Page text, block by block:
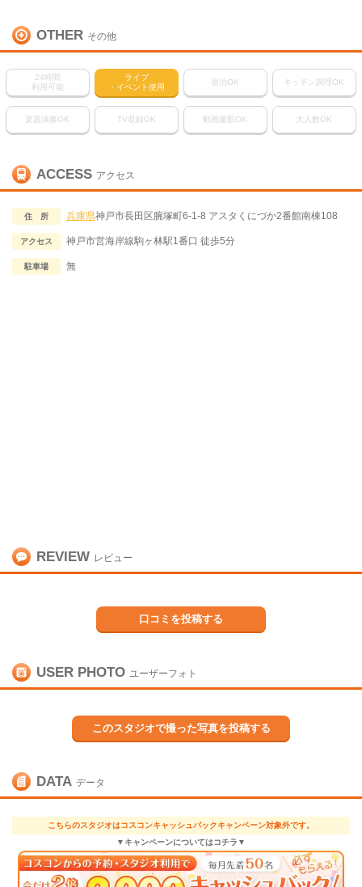
OTHER その他
24時間
利用可能
ライブ
・イベント使用
宿泊OK キッチン調理OK
楽器演奏OK TV収録OK 動画撮影OK 大人数OK
ACCESS アクセス
住 所 兵庫県神戸市長田区腕塚町6-1-8 アスタくにづか2番館南棟108
アクセス 神戸市営海岸線駒ヶ林駅1番口 徒歩5分
駐車場 無
REVIEW レビュー
口コミを投稿する
USER PHOTO ユーザーフォト
このスタジオで撮った写真を投稿する
DATA データ
こちらのスタジオはコスコンキャッシュバックキャンペーン対象外です。
▼キャンペーンについてはコチラ▼